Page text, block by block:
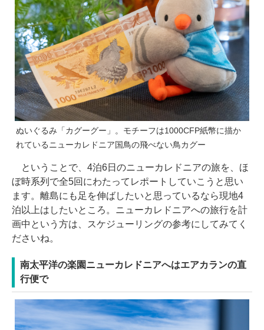
ぬいぐるみ「カグーグー」。モチーフは1000CFP紙幣に描か
れているニューカレドニア国鳥の飛べない鳥カグー
ということで、4泊6日のニューカレドニアの旅を、ほ
ぼ時系列で全5回にわたってレポートしていこうと思い
ます。離島にも足を伸ばしたいと思っているなら現地4
泊以上はしたいところ。ニューカレドニアへの旅行を計
画中という方は、スケジューリングの参考にしてみてく
ださいね。
南太平洋の楽園ニューカレドニアへはエアカランの直
行便で